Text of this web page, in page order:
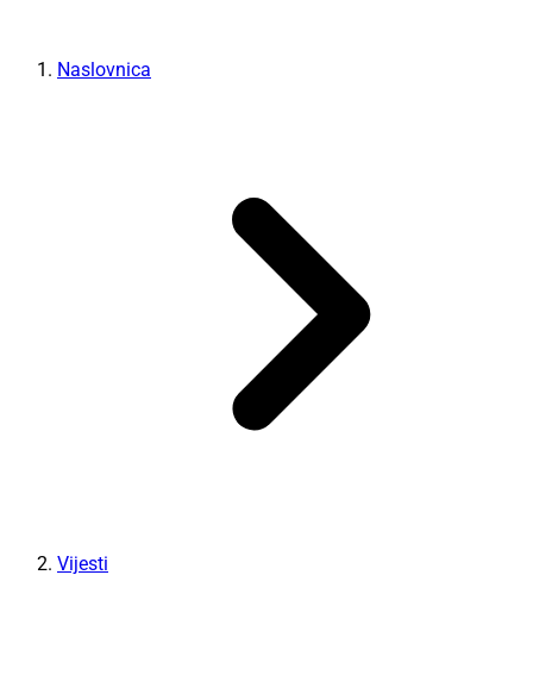
Naslovnica
Vijesti